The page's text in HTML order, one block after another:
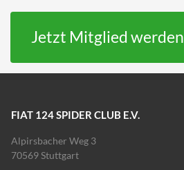
Jetzt Mitglied werden
FIAT 124 SPIDER CLUB E.V.
Alpirsbacher Weg 3
70569 Stuttgart